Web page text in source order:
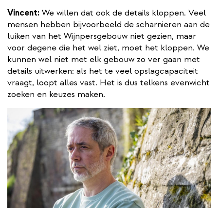
Vincent: We willen dat ook de details kloppen. Veel
mensen hebben bijvoorbeeld de scharnieren aan de
luiken van het Wijnpersgebouw niet gezien, maar
voor degene die het wel ziet, moet het kloppen. We
kunnen wel niet met elk gebouw zo ver gaan met
details uitwerken: als het te veel opslagcapaciteit
vraagt, loopt alles vast. Het is dus telkens evenwicht
zoeken en keuzes maken.